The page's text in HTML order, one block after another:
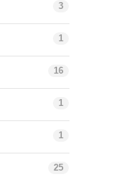
3
1
16
1
1
25